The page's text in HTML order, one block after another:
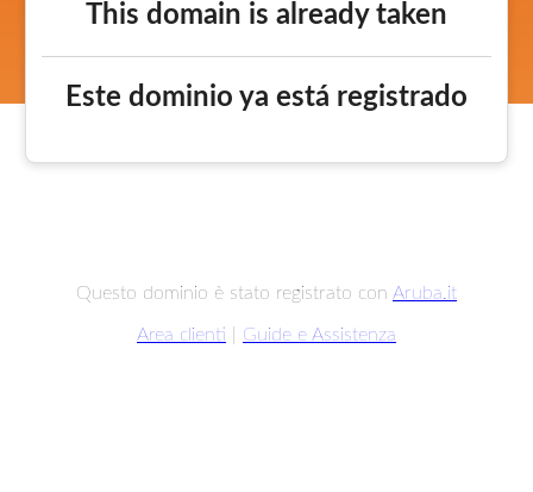
This domain is already taken
Este dominio ya está registrado
Questo dominio è stato registrato con Aruba.it
Area clienti Guide e Assistenza